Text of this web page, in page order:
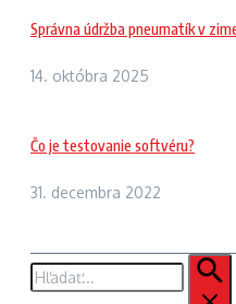
Správna údržba pneumatík v
14. októbra 2025
Čo je testovanie softvéru?
31. decembra 2022
Hľadať: